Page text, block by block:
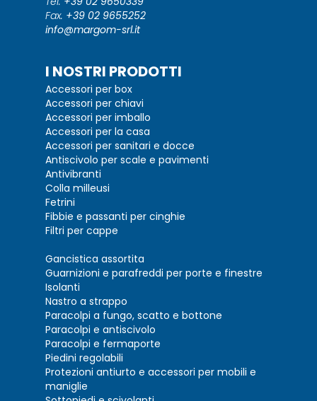
Fax. +39 02 9655252
info@margom-srl.it
I NOSTRI PRODOTTI
Accessori per box
Accessori per chiavi
Accessori per imballo
Accessori per la casa
Accessori per sanitari e docce
Antiscivolo per scale e pavimenti
Antivibranti
Colla milleusi
Fetrini
Fibbie e passanti per cinghie
Filtri per cappe
Gancistica assortita
Guarnizioni e parafreddi per porte e finestre
Isolanti
Nastro a strappo
Paracolpi a fungo, scatto e bottone
Paracolpi e antiscivolo
Paracolpi e fermaporte
Piedini regolabili
Protezioni antiurto e accessori per mobili e
maniglie